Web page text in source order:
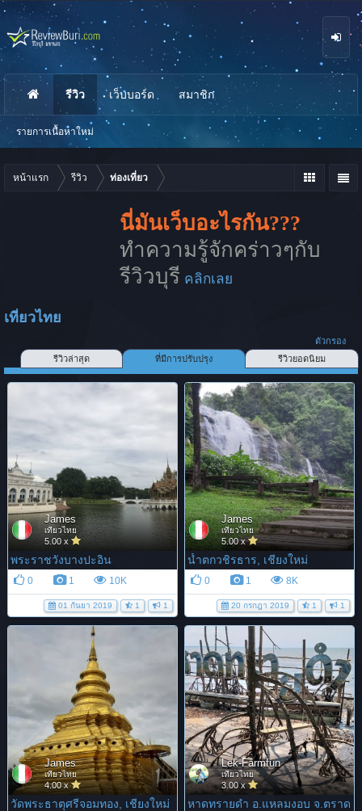
หน้าแรก รีวิว ท่องเที่ยว
นี่มันเว็บอะไรกัน???
ทำความรู้จักคร่าวๆกับ
รีวิวบุรี คลิกเลย
เที่ยวไทย
ตัวกรอง
รีวิวล่าสุด
ที่มีการปรับปรุง รีวิวยอดนิยม
James
เที่ยวไทย
5.00 x
พระราชวังบางปะอิน
0 1 10K
01 กันยา 2019 1 1
James
เที่ยวไทย
5.00 x
น้ำตกวชิรธาร, เชียงใหม่
0 1 8K
20 กรกฎา 2019 1 1
James
เที่ยวไทย
4.00 x
วัดพระธาตุศรีจอมทอง, เชียงใหม่
Lek-Farmfun
เที่ยวไทย
3.00 x
หาดทรายดำ อ.แหลมงอบ จ.ตราด
รีวิว
รายการเนื้อหาใหม่
เว็บบอร์ด สมาชิก
นห
า